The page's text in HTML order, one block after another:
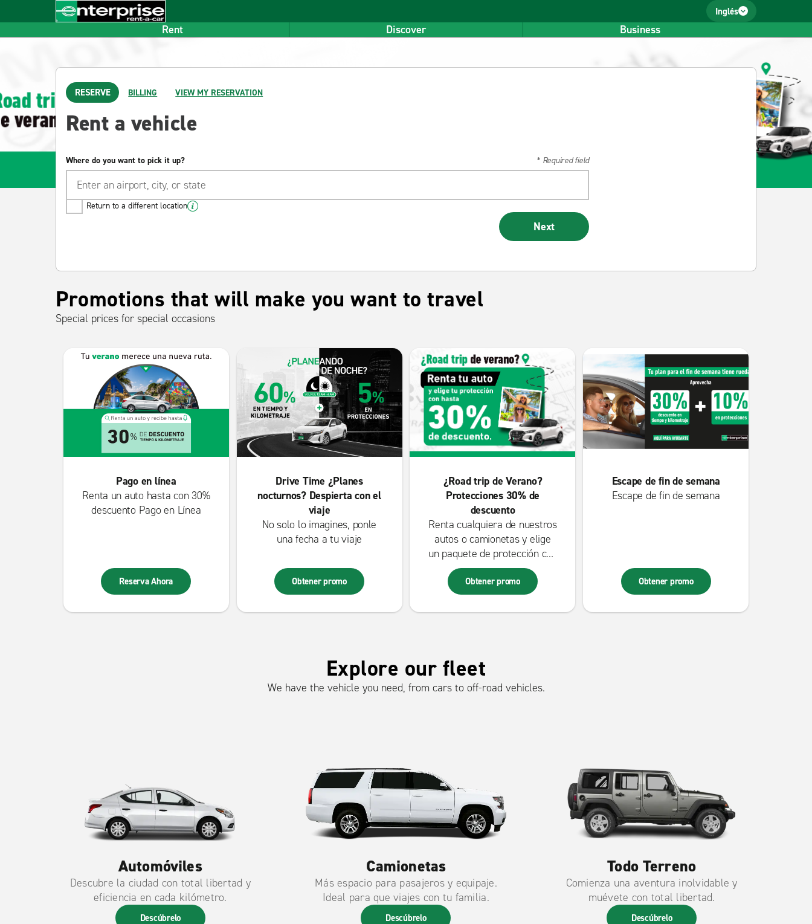
Home
Footer Inglés
Rent Discover Business
Enterprise rent-a-car
RESERVE BILLING VIEW MY RESERVATION
Rent a vehicle
Where do you want to pick it up? * Required field
Return to a different location
Next
Promotions that will make you want to travel
Special prices for special occasions
Pago en línea
Renta un auto hasta con 30%
descuento Pago en Línea
Reserva Ahora
Drive Time ¿Planes
nocturnos? Despierta con el
viaje
No solo lo imagines, ponle
una fecha a tu viaje
Obtener promo
¿Road trip de Verano?
Protecciones 30% de
descuento
Renta cualquiera de nuestros
autos o camionetas y elige
un paquete de protección con
30% descuento Paquete
Bàsico, Total , Enterprise
EPP.
Obtener promo
Escape de fin de semana
Escape de fin de semana
Obtener promo
Explore our fleet
We have the vehicle you need, from cars to off-road vehicles.
Automóviles
Descubre la ciudad con total libertad y
eficiencia en cada kilómetro.
Descúbrelo
Camionetas
Más espacio para pasajeros y equipaje.
Ideal para que viajes con tu familia.
Descúbrelo
Todo Terreno
Comienza una aventura inolvidable y
muévete con total libertad.
Descúbrelo